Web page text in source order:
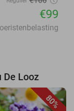
€99
De Looz
80%